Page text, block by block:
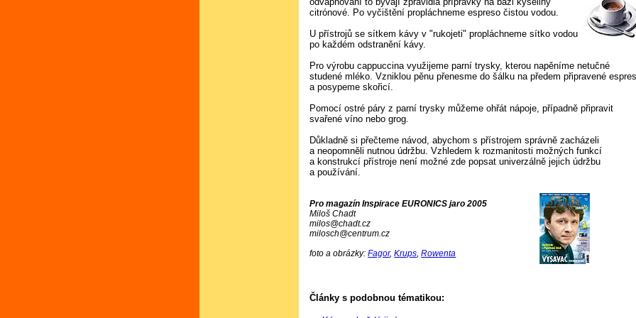
citrónové. Po vyčištění propláchneme espreso čistou vodou.
U přístrojů se sítkem kávy v "rukojeti" propláchneme sítko vodou
po každém odstranění kávy.
Pro výrobu cappuccina využijeme parní trysky, kterou napěníme netučné
studené mléko. Vzniklou pěnu přenesme do šálku na předem připravené
a posypeme skořicí.
Pomocí ostré páry z parní trysky můžeme ohřát nápoje, případně připravit
svařené víno nebo grog.
Důkladně si přečteme návod, abychom s přístrojem správně zacházeli
a neopomněli nutnou údržbu. Vzhledem k rozmanitosti možných funkcí
a konstrukcí přístroje není možné zde popsat univerzálně jejich údržbu
a používání.
Pro magazín Inspirace EURONICS jaro 2005
Miloš Chadt
milos@chadt.cz
milosch@centrum.cz
foto a obrázky:Fagor,Krups,Rowenta
Články s podobnou tématikou: